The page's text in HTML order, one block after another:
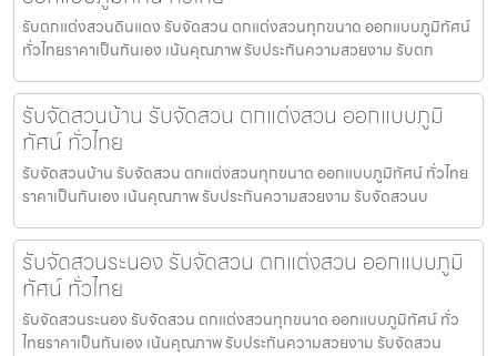
รับตกแต่งสวนดินแดง รับจัดสวน ตกแต่งสวนทุกขนาด ออกแบบภูมิทัศน์
ทั่วไทยราคาเป็นกันเอง เน้นคุณภาพ รับประกันความสวยงาม รับตก
รับจัดสวนบ้าน รับจัดสวน ตกแต่งสวน ออกแบบภูมิ
ทัศน์ ทั่วไทย
รับจัดสวนบ้าน รับจัดสวน ตกแต่งสวนทุกขนาด ออกแบบภูมิทัศน์ ทั่วไทย
ราคาเป็นกันเอง เน้นคุณภาพ รับประกันความสวยงาม รับจัดสวนบ
รับจัดสวนระนอง รับจัดสวน ตกแต่งสวน ออกแบบภูมิ
ทัศน์ ทั่วไทย
รับจัดสวนระนอง รับจัดสวน ตกแต่งสวนทุกขนาด ออกแบบภูมิทัศน์ ทั่ว
ไทยราคาเป็นกันเอง เน้นคุณภาพ รับประกันความสวยงาม รับจัดสวน